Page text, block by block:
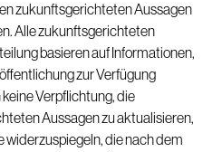
zukunftsgerichteten Aussagen
Alle zukunftsgerichteten
basieren auf Informationen,
zur Verfügung
Verpflichtung, die
Aussagen zu aktualisieren,
die nach dem